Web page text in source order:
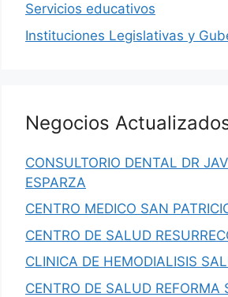
Servicios educativos
Instituciones Legislativas y
Negocios
CONSULTORIO DENTAL DR
ESPARZA
CENTRO MEDICO SAN
CENTRO DE SALUD
CLINICA DE HEMODIALISIS
CENTRO DE SALUD REFORMA